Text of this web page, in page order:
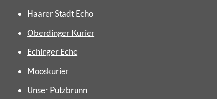
Haarer Stadt Echo
Oberdinger Kurier
Echinger Echo
Mooskurier
Unser Putzbrunn